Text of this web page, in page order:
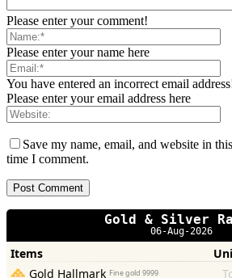
Please enter your comment!
Please enter your name here
You have entered an incorrect email
Please enter your email address here
Save my name, email, and website in
time I comment.